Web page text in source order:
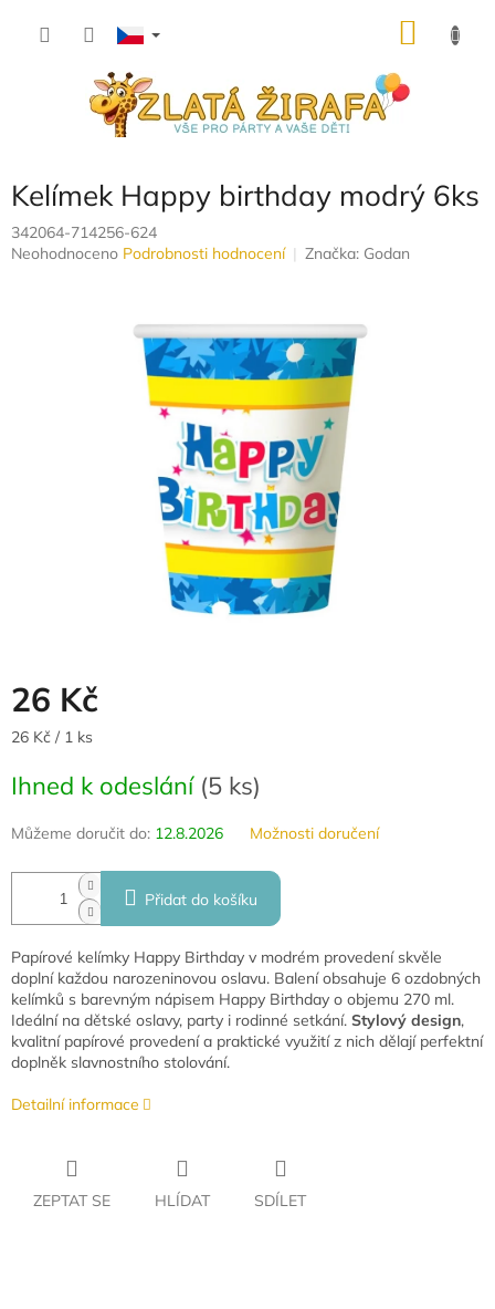
Kelímek Happy birthday modrý 6ks
342064-714256-624
Průměrné
Neohodnoceno Podrobnosti hodnocení Značka: Godan
26 Kč
Měrná
26 Kč / 1 ks
Ihned k odeslání (5 ks)
Můžeme doručit do: 12.8.2026 Možnosti doručení
Přidat do košíku
Papírové kelímky Happy Birthday v modrém provedení skvěle
doplní každou narozeninovou oslavu. Balení obsahuje 6 ozdobných
kelímků s barevným nápisem Happy Birthday o objemu 270 ml.
Ideální na dětské oslavy, party i rodinné setkání. Stylový design,
kvalitní papírové provedení a praktické využití z nich dělají perfektní
doplněk slavnostního stolování.
Detailní informace
ZEPTAT SE HLÍDAT SDÍLET